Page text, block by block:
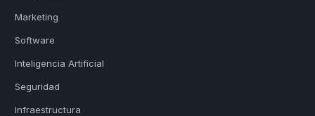
Marketing
Software
Inteligencia Artificial
Seguridad
Infraestructura